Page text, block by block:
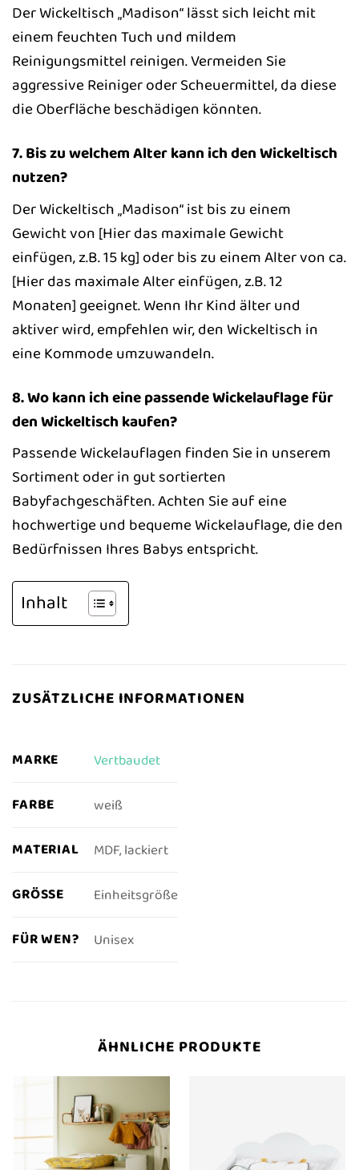
Der Wickeltisch „Madison“ lässt sich leicht mit
einem feuchten Tuch und mildem
Reinigungsmittel reinigen. Vermeiden Sie
aggressive Reiniger oder Scheuermittel, da diese
die Oberfläche beschädigen könnten.
7. Bis zu welchem Alter kann ich den Wickeltisch
nutzen?
Der Wickeltisch „Madison“ ist bis zu einem
Gewicht von [Hier das maximale Gewicht
einfügen, z.B. 15 kg] oder bis zu einem Alter von ca.
[Hier das maximale Alter einfügen, z.B. 12
Monaten] geeignet. Wenn Ihr Kind älter und
aktiver wird, empfehlen wir, den Wickeltisch in
eine Kommode umzuwandeln.
8. Wo kann ich eine passende Wickelauflage für
den Wickeltisch kaufen?
Passende Wickelauflagen finden Sie in unserem
Sortiment oder in gut sortierten
Babyfachgeschäften. Achten Sie auf eine
hochwertige und bequeme Wickelauflage, die den
Bedürfnissen Ihres Babys entspricht.
Inhalt
ZUSÄTZLICHE INFORMATIONEN
MARKE Vertbaudet
FARBE weiß
MATERIAL MDF, lackiert
GRÖSSE Einheitsgröße
FÜR WEN? Unisex
ÄHNLICHE PRODUKTE